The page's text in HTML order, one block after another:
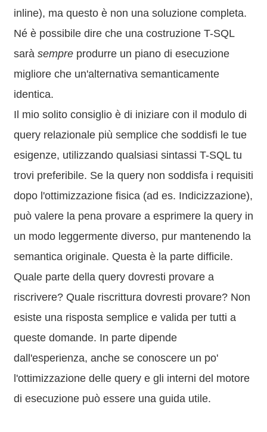
inline), ma questo è non una soluzione completa.
Né è possibile dire che una costruzione T-SQL
sarà sempreprodurre un piano di esecuzione
migliore che un'alternativa semanticamente
identica.
Il mio solito consiglio è di iniziare con il modulo di
query relazionale più semplice che soddisfi le tue
esigenze, utilizzando qualsiasi sintassi T-SQL tu
trovi preferibile. Se la query non soddisfa i requisiti
dopo l'ottimizzazione fisica (ad es. Indicizzazione),
può valere la pena provare a esprimere la query in
un modo leggermente diverso, pur mantenendo la
semantica originale. Questa è la parte difficile.
Quale parte della query dovresti provare a
riscrivere? Quale riscrittura dovresti provare? Non
esiste una risposta semplice e valida per tutti a
queste domande. In parte dipende
dall'esperienza, anche se conoscere un po'
l'ottimizzazione delle query e gli interni del motore
di esecuzione può essere una guida utile.